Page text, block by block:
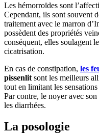
Les hémorroïdes sont
Cependant, ils sont souvent
traitement avec le marron
possèdent des propriétés
conséquent, elles soulagent
cicatrisation.
En cas de constipation, les
pissenlit sont les meilleurs
tout en limitant les
Par contre, le noyer avec
les diarrhées.
La posologie